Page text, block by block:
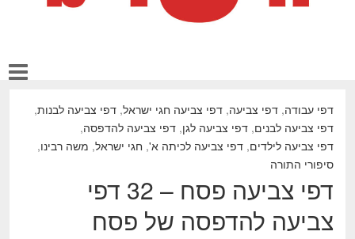
דפי עבודה, דפי צביעה, דפי צביעה חגי ישראל, דפי צביעה לבנות,
דפי צביעה לבנים, דפי צביעה לגן, דפי צביעה להדפסה,
דפי צביעה לילדים, דפי צביעה לכיתה א', חגי ישראל, משה רבינו,
סיפורי התורה
דפי צביעה פסח – 32 דפי
צביעה להדפסה של פסח